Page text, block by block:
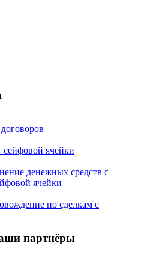
ячейки
денежных средств с
ячейки
по сделкам с
партнёры